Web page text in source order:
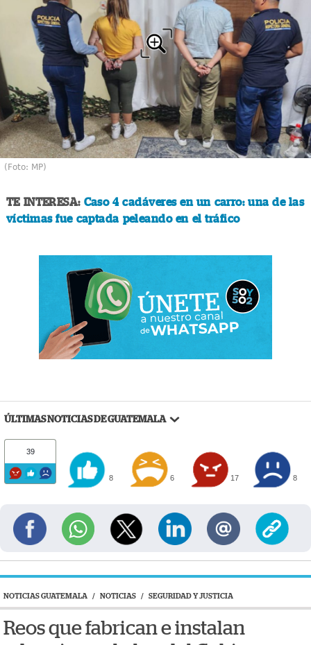
(Foto: MP)
TE INTERESA: Caso 4 cadáveres en un carro: una de las
víctimas fue captada peleando en el tráfico
ÚLTIMAS NOTICIAS DE GUATEMALA
39
8 6 17 8
NOTICIAS GUATEMALA / NOTICIAS / SEGURIDAD Y JUSTICIA
Reos que fabrican e instalan